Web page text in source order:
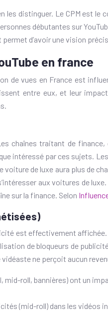
distinguer. Le CPM est
débutantes sur
d’avoir une vision
en france
de vues en France est
entre eux, et leur
chaînes traitant de
intéressé par ces sujets.
de luxe aura plus de
aux voitures de
sur la finance. Selon
est effectivement
de bloqueurs de
vidéaste ne perçoit aucun
roll, bannières) ont un
(mid-roll) dans les